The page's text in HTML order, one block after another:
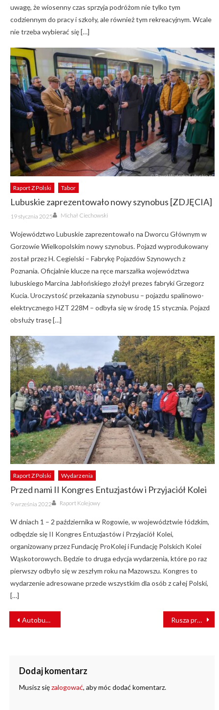
uwagę, że wiosenny czas sprzyja podróżom nie tylko tym
codziennym do pracy i szkoły, ale również tym rekreacyjnym. Wcale
nie trzeba wybierać się […]
Raport Z Polski Tabor
Lubuskie zaprezentowało nowy szynobus [ZDJĘCIA]
Posted
on
19 stycznia 2025 Author
Michał Ciechowski
Województwo Lubuskie zaprezentowało na Dworcu Głównym w
Gorzowie Wielkopolskim nowy szynobus. Pojazd wyprodukowany
został przez H. Cegielski – Fabrykę Pojazdów Szynowych z
Poznania. Oficjalnie klucze na ręce marszałka województwa
lubuskiego Marcina Jabłońskiego złożył prezes fabryki Grzegorz
Kucia. Uroczystość przekazania szynobusu – pojazdu spalinowo-
elektrycznego HZT 228M – odbyła się w środę 15 stycznia. Pojazd
obsłuży trasę […]
Raport Z Polski Wydarzenia
Przed nami II Kongres Entuzjastów i Przyjaciół Kolei
Posted
on
9 września 2022 Author
Raport Kolejowy
W dniach 1 – 2 października w Rogowie, w województwie łódzkim,
odbędzie się II Kongres Entuzjastów i Przyjaciół Kolei,
organizowany przez Fundację ProKolej i Fundację Polskich Kolei
Wąskotorowych. Będzie to druga edycja wydarzenia, które po raz
pierwszy odbyło się w zeszłym roku na Mazowszu. Kongres to
wydarzenie adresowane przede wszystkim dla osób z całej Polski,
[…]
NAWIGACJA
WPISU
Autobus wjechał pod pociąg. Jest ofiara Rusza przebudowa dworca Toruń Miasto
Dodaj komentarz
Musisz sięzalogować, aby móc dodać komentarz.